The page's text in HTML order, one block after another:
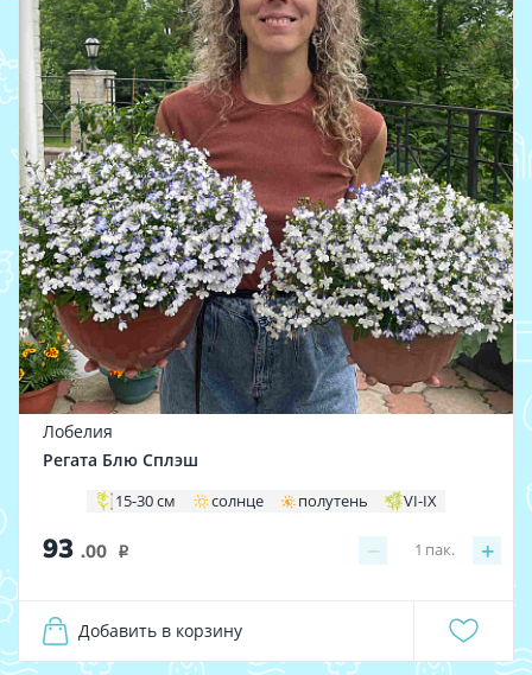
Лобелия
Регата Блю Сплэш
15-30 см солнце полутень VI-IX
93 .00 i − +
1 пак.
Добавить в корзину